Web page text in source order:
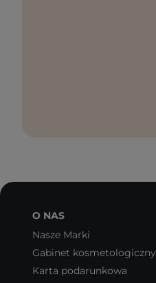
O NAS
Nasze Marki
Gabinet kosmetologiczny
Karta podarunkowa